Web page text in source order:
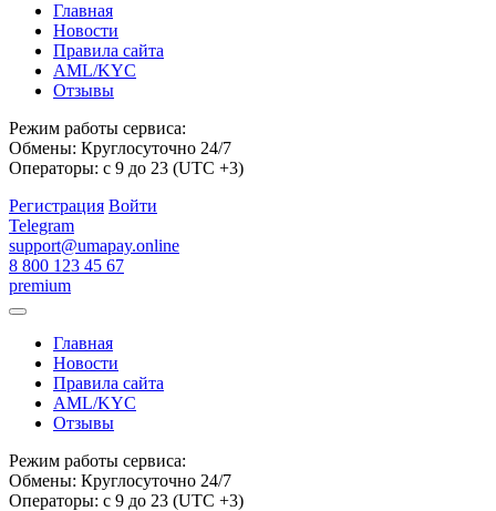
Главная
Новости
Правила сайта
AML/KYC
Отзывы
Режим работы сервиса:
Обмены: Круглосуточно 24/7
Операторы: с 9 до 23 (UTC +3)
Регистрация Войти
Telegram
support@umapay.online
8 800 123 45 67
premium
Главная
Новости
Правила сайта
AML/KYC
Отзывы
Режим работы сервиса:
Обмены: Круглосуточно 24/7
Операторы: с 9 до 23 (UTC +3)